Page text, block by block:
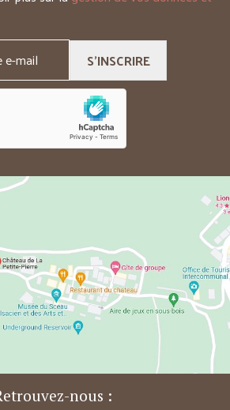
S'INSCRIRE
nous :